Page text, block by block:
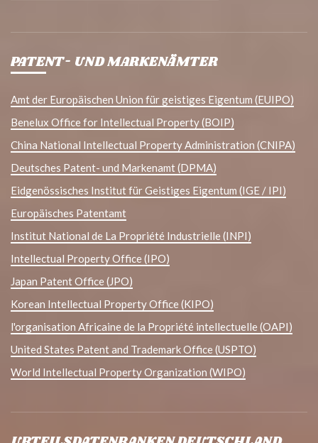
PATENT- UND MARKENÄMTER
Amt der Europäischen Union für geistiges Eigentum (EUIPO)
Benelux Office for Intellectual Property (BOIP)
China National Intellectual Property Administration (CNIPA)
Deutsches Patent- und Markenamt (DPMA)
Eidgenössisches Institut für Geistiges Eigentum (IGE / IPI)
Europäisches Patentamt
Institut National de La Propriété Industrielle (INPI)
Intellectual Property Office (IPO)
Japan Patent Office (JPO)
Korean Intellectual Property Office (KIPO)
l'organisation Africaine de la Propriété intellectuelle (OAPI)
United States Patent and Trademark Office (USPTO)
World Intellectual Property Organization (WIPO)